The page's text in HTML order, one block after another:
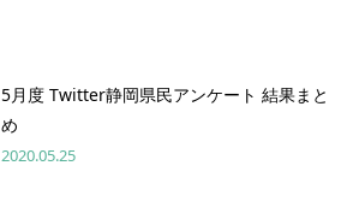
5月度 Twitter静岡県民アンケート 結果まと
め
2020.05.25